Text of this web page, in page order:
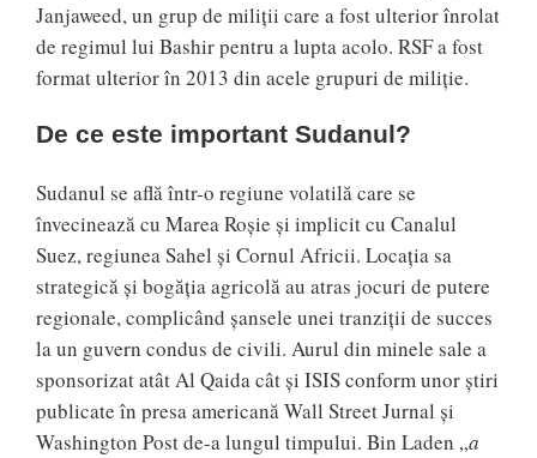
Janjaweed, un grup de miliții care a fost ulterior înrolat
de regimul lui Bashir pentru a lupta acolo. RSF a fost
format ulterior în 2013 din acele grupuri de miliție.
De ce este important Sudanul?
Sudanul se află într-o regiune volatilă care se
învecinează cu Marea Roșie și implicit cu Canalul
Suez, regiunea Sahel și Cornul Africii. Locația sa
strategică și bogăția agricolă au atras jocuri de putere
regionale, complicând șansele unei tranziții de succes
la un guvern condus de civili. Aurul din minele sale a
sponsorizat atât Al Qaida cât și ISIS conform unor știri
publicate în presa americană Wall Street Jurnal și
Washington Post de-a lungul timpului. Bin Laden „a